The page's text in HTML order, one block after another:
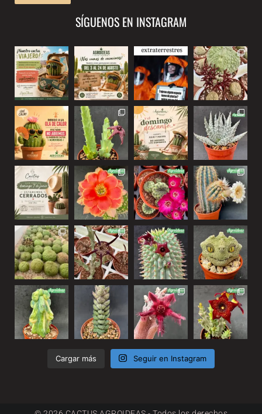
SÍGUENOS EN INSTAGRAM
Cargar más Seguir en Instagram